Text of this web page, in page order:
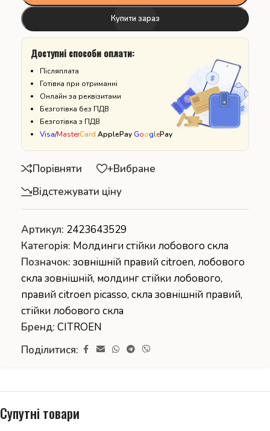
Купити зараз
Доступні способи оплати:
Післяплата
Готівка при отриманні
Онлайн за реквізитами
Безготівка без ПДВ
Безготівка з ПДВ
Visa/MasterCard ApplePay GooglePay
Порівняти
+Вибране
Відстежувати ціну
Артикул: 2423643529
Категорія: Молдинги стійки лобового скла
Позначок: зовнішній правий citroen, лобового
скла зовнішній, молдинг стійки лобового,
правий citroen picasso, скла зовнішній правий,
стійки лобового скла
Бренд: CITROEN
Поділитися:
Супутні товари